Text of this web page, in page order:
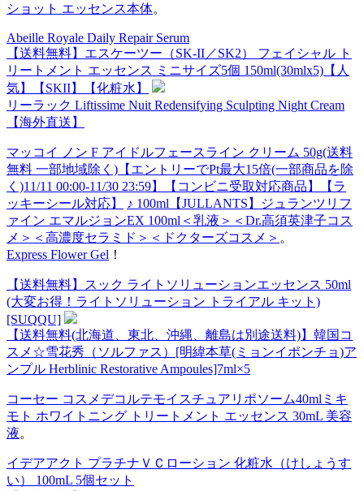
ショット エッセンス本体。
Abeille Royale Daily Repair Serum
【送料無料】エスケーツー（SK-II／SK2） フェイシャル ト
リートメント エッセンス ミニサイズ5個 150ml(30mlx5)【人
気】【SKII】【化粧水】
リーラック Liftissime Nuit Redensifying Sculpting Night Cream
【海外直送】
マッコイ ノン F アイドルフェースライン クリーム 50g(送料
無料 一部地域除く)【エントリーでPt最大15倍(一部商品を除
く)11/11 00:00-11/30 23:59】【コンビニ受取対応商品】【ラ
ッキーシール対応】
♪ 100ml【JULLANTS】ジュランツリフ
ァイン エマルジョンEX 100ml＜乳液＞＜Dr.高須英津子コス
メ＞＜高濃度セラミド＞＜ドクターズコスメ＞ 。
Express Flower Gel ！
【送料無料】スック ライトソリューションエッセンス 50ml
(大変お得！ライトソリューション トライアル キット)
[SUQQU]
【送料無料(北海道、東北、沖縄、離島は別途送料)】韓国コ
スメ☆雪花秀（ソルファス）[明緯本草(ミョンイポンチョ)ア
ンプル Herblinic Restorative Ampoules]7ml×5
コーセー コスメデコルテモイスチュアリポソーム40ml ミキ
モト ホワイトニング トリートメント エッセンス 30mL 美容
液。
イデアアクト プラチナＶＣローション 化粧水（けしょうす
い） 100mL 5個セット